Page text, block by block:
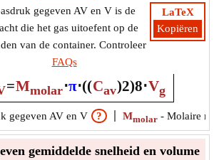
LaTeX
Kopiëren
gegeven AV en V is de
die het gas uitoefent op de
van de container. Controleer
FAQs
=Mmolar⋅π⋅((Cav)2)8⋅Vg
gegeven AV en V ? Mmolar - Molaire
gemiddelde snelheid en volume